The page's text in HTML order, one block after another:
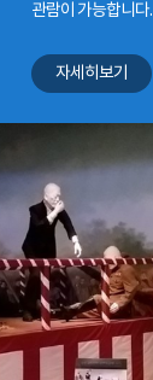
관람이 가능합니다.
자세히보기